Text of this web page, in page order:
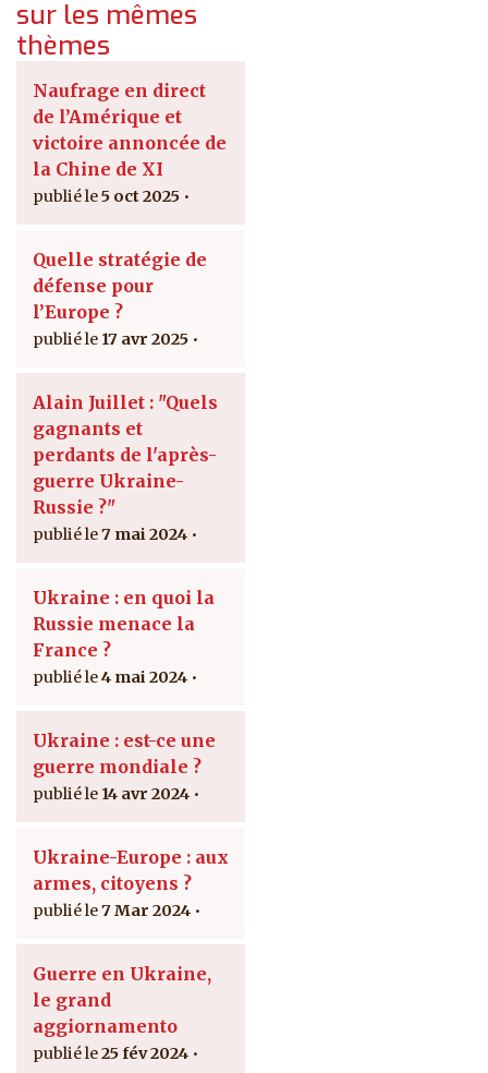
sur les mêmes
thèmes
Naufrage en direct
de l’Amérique et
victoire annoncée de
la Chine de XI
5 oct 2025
Quelle stratégie de
défense pour
l’Europe ?
17 avr 2025
Alain Juillet : "Quels
gagnants et
perdants de l'après-
guerre Ukraine-
Russie ?"
7 mai 2024
Ukraine : en quoi la
Russie menace la
France ?
4 mai 2024
Ukraine : est-ce une
guerre mondiale ?
14 avr 2024
Ukraine-Europe : aux
armes, citoyens ?
7 Mar 2024
Guerre en Ukraine,
le grand
aggiornamento
25 fév 2024